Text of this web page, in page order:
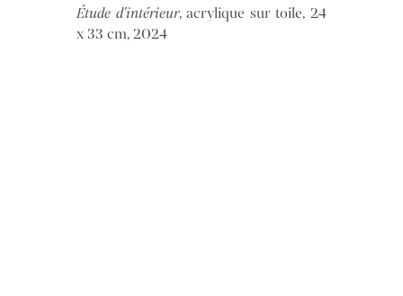
Étude d'intérieur, acrylique sur toile, 24
x 33 cm, 2024